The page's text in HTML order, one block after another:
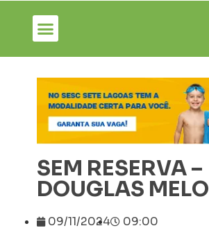
SEM RESERVA –
DOUGLAS MELO
09/11/2024 09:00